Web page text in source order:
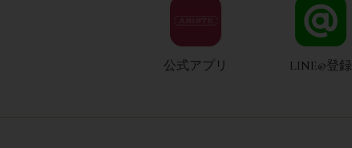
公式アプリ LINE@登録